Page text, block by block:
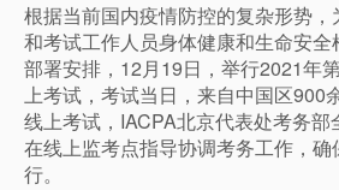
根据当前国内疫情防控的复杂形势
和考试工作人员身体健康和生命安全
部署安排，12月19日，举行2021年
上考试，考试当日，来自中国区900
线上考试，IACPA北京代表处考务部
在线上监考点指导协调考务工作，
行。